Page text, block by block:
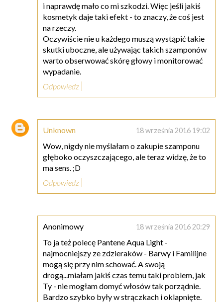
i naprawdę mało co mi szkodzi. Więc jeśli jakiś
kosmetyk daje taki efekt - to znaczy, że coś jest
na rzeczy.
Oczywiście nie u każdego muszą wystąpić takie
skutki uboczne, ale używając takich szamponów
warto obserwować skórę głowy i monitorować
wypadanie.
Odpowiedz
Unknown 18 września 2016 19:02
Wow, nigdy nie myślałam o zakupie szamponu
głęboko oczyszczającego, ale teraz widzę, że to
ma sens. ;D
Odpowiedz
Anonimowy 18 września 2016 20:29
To ja też polecę Pantene Aqua Light -
najmocniejszy ze zdzieraków - Barwy i Familijne
mogą się przy nim schować. A swoją
drogą...miałam jakiś czas temu taki problem, jak
Ty - nie mogłam domyć włosów tak porządnie.
Bardzo szybko były w strączkach i oklapnięte.